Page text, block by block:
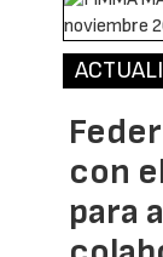
con
para